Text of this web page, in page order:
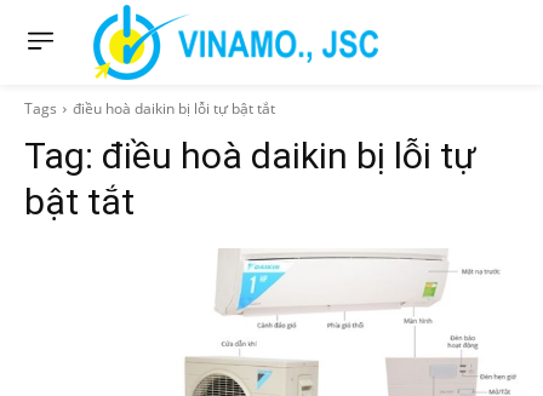
Tags điều hoà daikin bị lỗi tự bật tắt
Tag: điều hoà daikin bị lỗi tự
bật tắt